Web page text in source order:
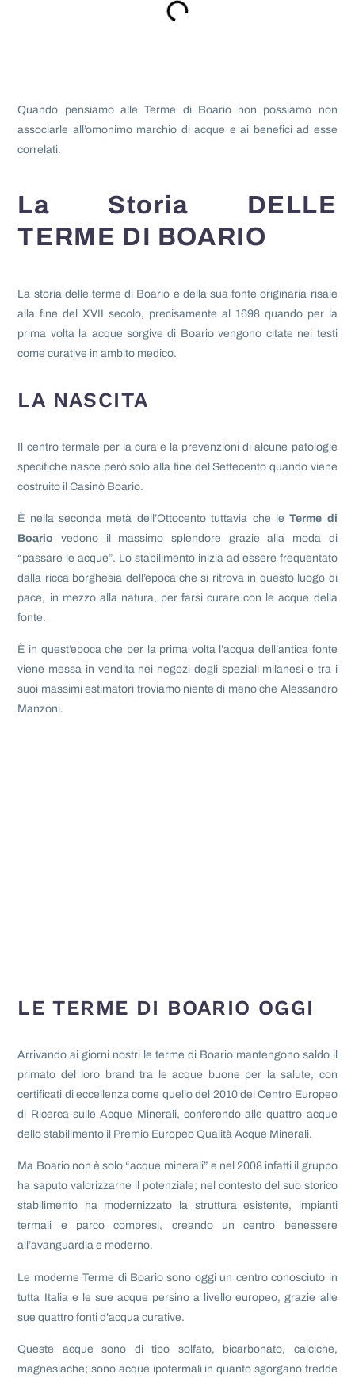
Quando pensiamo alle Terme di Boario non possiamo non
associarle all’omonimo marchio di acque e ai benefici ad esse
correlati.
La Storia DELLE
TERME DI BOARIO
La storia delle terme di Boario e della sua fonte originaria risale
alla fine del XVII secolo, precisamente al 1698 quando per la
prima volta la acque sorgive di Boario vengono citate nei testi
come curative in ambito medico.
LA NASCITA
Il centro termale per la cura e la prevenzioni di alcune patologie
specifiche nasce però solo alla fine del Settecento quando viene
costruito il Casinò Boario.
È nella seconda metà dell’Ottocento tuttavia che leTerme di
Boario vedono il massimo splendore grazie alla moda di
“passare le acque”. Lo stabilimento inizia ad essere frequentato
dalla ricca borghesia dell’epoca che si ritrova in questo luogo di
pace, in mezzo alla natura, per farsi curare con le acque della
fonte.
È in quest’epoca che per la prima volta l’acqua dell’antica fonte
viene messa in vendita nei negozi degli speziali milanesi e tra i
suoi massimi estimatori troviamo niente di meno che Alessandro
Manzoni.
LE TERME DI BOARIO OGGI
Arrivando ai giorni nostri le terme di Boario mantengono saldo il
primato del loro brand tra le acque buone per la salute, con
certificati di eccellenza come quello del 2010 del Centro Europeo
di Ricerca sulle Acque Minerali, conferendo alle quattro acque
dello stabilimento il Premio Europeo Qualità Acque Minerali.
Ma Boario non è solo “acque minerali” e nel 2008 infatti il gruppo
ha saputo valorizzarne il potenziale; nel contesto del suo storico
stabilimento ha modernizzato la struttura esistente, impianti
termali e parco compresi, creando un centro benessere
all’avanguardia e moderno.
Le moderne Terme di Boario sono oggi un centro conosciuto in
tutta Italia e le sue acque persino a livello europeo, grazie alle
sue quattro fonti d’acqua curative.
Queste acque sono di tipo solfato, bicarbonato, calciche,
magnesiache; sono acque ipotermali in quanto sgorgano fredde